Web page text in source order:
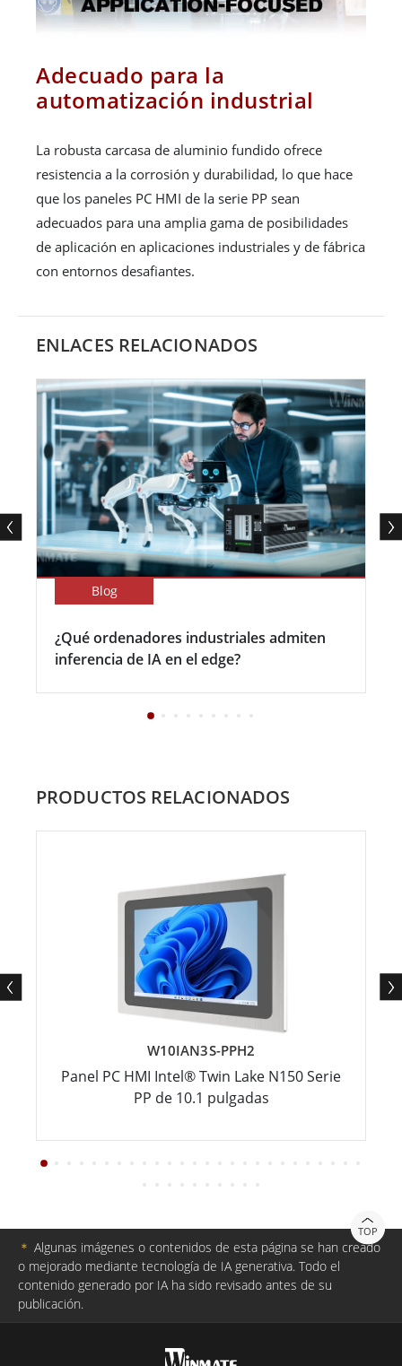
Adecuado para la
automatización industrial
La robusta carcasa de aluminio fundido ofrece
resistencia a la corrosión y durabilidad, lo que hace
que los paneles PC HMI de la serie PP sean
adecuados para una amplia gama de posibilidades
de aplicación en aplicaciones industriales y de fábrica
con entornos desafiantes.
ENLACES RELACIONADOS
Blog
¿Qué ordenadores industriales admiten
inferencia de IA en el edge?
PRODUCTOS RELACIONADOS
W10IAN3S-PPH2
Panel PC HMI Intel® Twin Lake N150 Serie
PP de 10.1 pulgadas
TOP
＊ Algunas imágenes o contenidos de esta página se han creado
o mejorado mediante tecnología de IA generativa. Todo el
contenido generado por IA ha sido revisado antes de su
publicación.